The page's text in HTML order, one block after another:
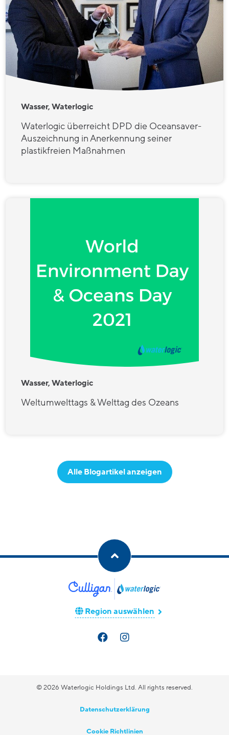
Wasser, Waterlogic
Waterlogic überreicht DPD die Oceansaver-
Auszeichnung in Anerkennung seiner
plastikfreien Maßnahmen
Wasser, Waterlogic
Weltumwelttags & Welttag des Ozeans
Alle Blogartikel anzeigen
Region auswählen
© 2026 Waterlogic Holdings Ltd. All rights reserved.
Datenschutzerklärung
Cookie Richtlinien